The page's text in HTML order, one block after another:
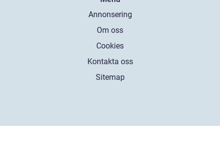
Annonsering
Om oss
Cookies
Kontakta oss
Sitemap